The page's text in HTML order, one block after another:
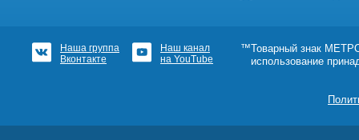
Наша группа
Вконтакте
Наш канал
на YouTube
™Товарный знак
использование